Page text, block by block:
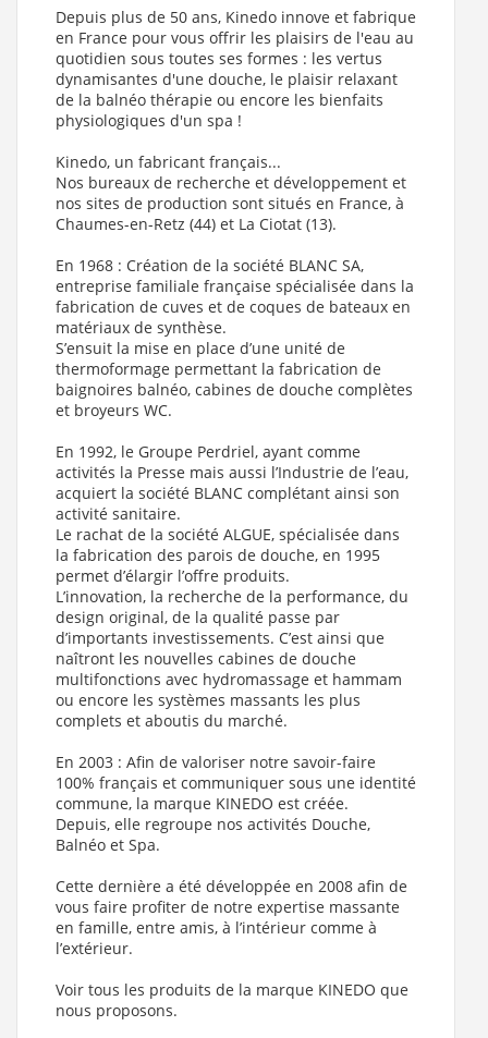
Cabine de douche Kineprime Glass faible hauteur -
Coulissante - 90x90 cm - Mécanique (Dimensions Cabines :
90x90 cm , Mitigeur : Mécanique , Receveur Kinedo :
Receveur Faible Hauteur (9 cm) , Type d'ouverture :
Coulissante , Type Hydro Douche : Sans Hydromassage ,
Version - sens : Réversible
Coulissante - 90x90 cm - Thermostatique (Dimensions
Cabines : 90x90 cm , Mitigeur : Thermostatique , Receveur
Kinedo : Receveur Faible Hauteur (9 cm) , Type d'ouverture :
Coulissante , Type Hydro Douche : Sans Hydromassage ,
Version - sens : Réversible)
Cabine de douche Kineprime Glass faible hauteur -
Coulissante - 100x80 cm - Mécanique (Dimensions Cabines :
80x100 cm , Mitigeur : Mécanique , Receveur Kinedo :
Receveur Faible Hauteur (9 cm) , Type d'ouverture :
Coulissante , Type Hydro Douche : Sans Hydromassage ,
Version - sens : Réversible)
Cabine de douche Kineprime Glass faible hauteur -
Coulissante - 100x80 cm - Thermostatique (Dimensions
Cabines : 80x100 cm , Mitigeur : Thermostatique , Receveur
Kinedo : Receveur Faible Hauteur (9 cm) , Type d'ouverture :
Coulissante , Type Hydro Douche : Sans Hydromassage ,
Version - sens : Réversible)
Cabine de douche KINEPRIME GLASS faible hauteur -
Coulissante - 120x80 cm - Mécanique (Dimensions Cabines :
80x120 cm , Mitigeur : Mécanique , Receveur Kinedo :
Receveur Faible Hauteur (9 cm) , Type d'ouverture :
Coulissante , Type Hydro Douche : Sans Hydromassage ,
Version - sens : Réversible)
Cabine de douche KINEPRIME GLASS faible hauteur -
Coulissante - 120x80 cm - Thermostatique (Dimensions
Cabines : 80x120 cm , Mitigeur : Thermostatique , Receveur
Kinedo : Receveur Faible Hauteur (9 cm) , Type d'ouverture :
Coulissante , Type Hydro Douche : Sans Hydromassage ,
Version - sens : Réversible)
Cabine de douche KINEPRIME GLASS faible hauteur -
90x120 cm , Mitigeur : Mécanique , Receveur Kinedo :
Receveur Faible Hauteur (9 cm) , Type d'ouverture :
Coulissante , Type Hydro Douche : Sans Hydromassage ,
Version - sens : Réversible
Cabine de douche KINEPRIME GLASS faible hauteur -
Cabines : 90x120 cm , Mitigeur : Thermostatique , Receveur
Kinedo : Receveur Faible Hauteur (9 cm) , Type d'ouverture :
Coulissante , Type Hydro Douche : Sans Hydromassage ,
Version - sens : Réversible)
Depuis plus de 50 ans, Kinedo innove et fabrique
en France pour vous offrir les plaisirs de l'eau au
quotidien sous toutes ses formes : les vertus
dynamisantes d'une douche, le plaisir relaxant
de la balnéo thérapie ou encore les bienfaits
physiologiques d'un spa !
Kinedo, un fabricant français...
Nos bureaux de recherche et développement et
nos sites de production sont situés en France, à
Chaumes-en-Retz (44) et La Ciotat (13).
En 1968 : Création de la société BLANC SA,
entreprise familiale française spécialisée dans la
fabrication de cuves et de coques de bateaux en
matériaux de synthèse.
S’ensuit la mise en place d’une unité de
thermoformage permettant la fabrication de
baignoires balnéo, cabines de douche complètes
et broyeurs WC.
En 1992, le Groupe Perdriel, ayant comme
activités la Presse mais aussi l’Industrie de l’eau,
acquiert la société BLANC complétant ainsi son
activité sanitaire.
Le rachat de la société ALGUE, spécialisée dans
la fabrication des parois de douche, en 1995
permet d’élargir l’offre produits.
L’innovation, la recherche de la performance, du
design original, de la qualité passe par
d’importants investissements. C’est ainsi que
naîtront les nouvelles cabines de douche
multifonctions avec hydromassage et hammam
ou encore les systèmes massants les plus
complets et aboutis du marché.
En 2003 : Afin de valoriser notre savoir-faire
100% français et communiquer sous une identité
commune, la marque KINEDO est créée.
Depuis, elle regroupe nos activités Douche,
Balnéo et Spa.
Cette dernière a été développée en 2008 afin de
vous faire profiter de notre expertise massante
en famille, entre amis, à l’intérieur comme à
l’extérieur.
Voir tous les produits de la marque KINEDO que
nous proposons.